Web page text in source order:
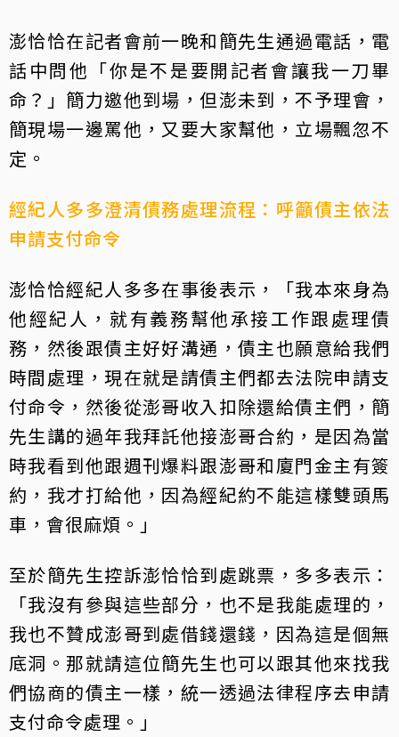
澎恰恰在記者會前一晚和簡先生通過電話，電
話中問他「你是不是要開記者會讓我一刀畢
命？」簡力邀他到場，但澎未到，不予理會，
簡現場一邊罵他，又要大家幫他，立場飄忽不
定。
經紀人多多澄清債務處理流程：呼籲債主依法
申請支付命令
澎恰恰經紀人多多在事後表示，「我本來身為
他經紀人，就有義務幫他承接工作跟處理債
務，然後跟債主好好溝通，債主也願意給我們
時間處理，現在就是請債主們都去法院申請支
付命令，然後從澎哥收入扣除還給債主們，簡
先生講的過年我拜託他接澎哥合約，是因為當
時我看到他跟週刊爆料跟澎哥和廈門金主有簽
約，我才打給他，因為經紀約不能這樣雙頭馬
車，會很麻煩。」
至於簡先生控訴澎恰恰到處跳票，多多表示：
「我沒有參與這些部分，也不是我能處理的，
我也不贊成澎哥到處借錢還錢，因為這是個無
底洞。那就請這位簡先生也可以跟其他來找我
們協商的債主一樣，統一透過法律程序去申請
支付命令處理。」